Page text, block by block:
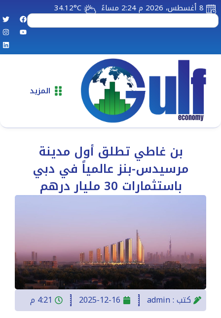
8 أغسطس، 2026 م 2:24 مساءً 34.12°C
المزيد
بن غاطي تطلق أول مدينة
مرسيدس-بنز عالمياً في دبي
باستثمارات 30 مليار درهم
كتب :admin
2025-12-16
4:21 م